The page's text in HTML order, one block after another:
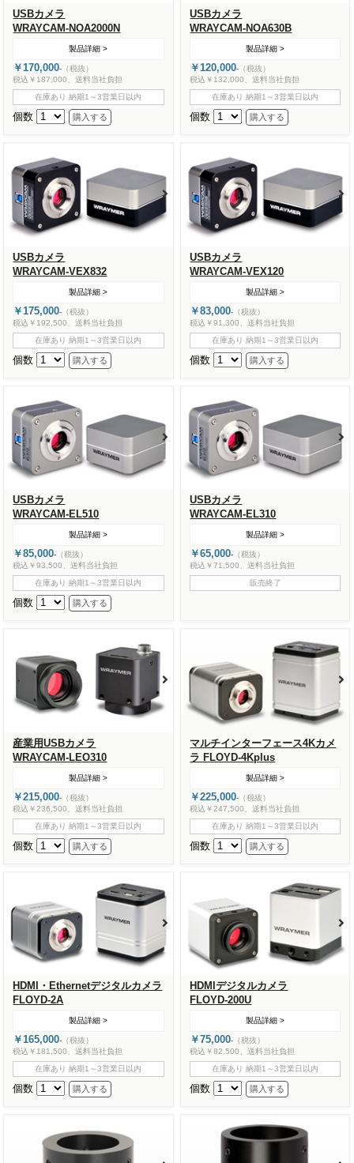
USBカメラ
WRAYCAM-NOA2000N
製品詳細 >
￥170,000- （税抜）
税込￥187,000、送料当社負担
在庫あり 納期1～3営業日以内
個数
USBカメラ
WRAYCAM-NOA630B
製品詳細 >
￥120,000- （税抜）
税込￥132,000、送料当社負担
在庫あり 納期1～3営業日以内
個数
USBカメラ
WRAYCAM-VEX832
製品詳細 >
￥175,000- （税抜）
税込￥192,500、送料当社負担
在庫あり 納期1～3営業日以内
個数
USBカメラ
WRAYCAM-VEX120
製品詳細 >
￥83,000- （税抜）
税込￥91,300、送料当社負担
在庫あり 納期1～3営業日以内
個数
USBカメラ
WRAYCAM-EL510
製品詳細 >
￥85,000- （税抜）
税込￥93,500、送料当社負担
在庫あり 納期1～3営業日以内
個数
USBカメラ
WRAYCAM-EL310
製品詳細 >
￥65,000- （税抜）
税込￥71,500、送料当社負担
販売終了
産業用USBカメラ
WRAYCAM-LEO310
製品詳細 >
￥215,000- （税抜）
税込￥236,500、送料当社負担
在庫あり 納期1～3営業日以内
個数
マルチインターフェース4Kカメ
ラ FLOYD-4Kplus
製品詳細 >
￥225,000- （税抜）
税込￥247,500、送料当社負担
在庫あり 納期1～3営業日以内
個数
HDMI・Ethernetデジタルカメラ
FLOYD-2A
製品詳細 >
￥165,000- （税抜）
税込￥181,500、送料当社負担
在庫あり 納期1～3営業日以内
個数
HDMIデジタルカメラ
FLOYD-200U
製品詳細 >
￥75,000- （税抜）
税込￥82,500、送料当社負担
在庫あり 納期1～3営業日以内
個数